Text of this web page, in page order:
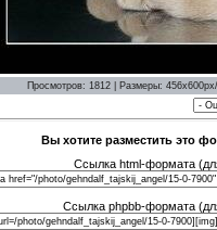
Просмотров: 1812 | Размеры:
Вы хотите разместить это
Ссылка html-формата
Ссылка phpbb-формата